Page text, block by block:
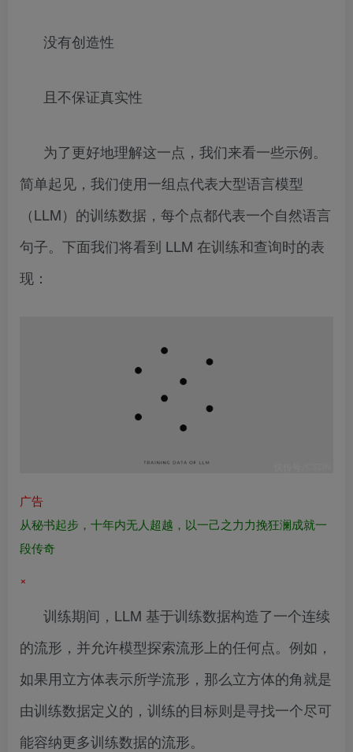
没有创造性
且不保证真实性
为了更好地理解这一点，我们来看一些示例。
简单起见，我们使用一组点代表大型语言模型
（LLM）的训练数据，每个点都代表一个自然语言
句子。下面我们将看到 LLM 在训练和查询时的表
现：
广告
从秘书起步，十年内无人超越，以一己之力力挽狂澜成就一
段传奇
×
训练期间，LLM 基于训练数据构造了一个连续
的流形，并允许模型探索流形上的任何点。例如，
如果用立方体表示所学流形，那么立方体的角就是
由训练数据定义的，训练的目标则是寻找一个尽可
能容纳更多训练数据的流形。